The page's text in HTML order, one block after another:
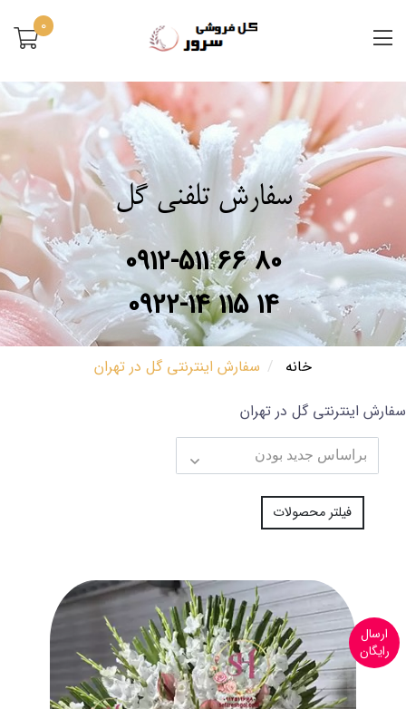
0
سفارش تلفنی گل
0912-511 66 80
0922-14 115 14
خانه
سفارش اینترنتی گل در تهران
سفارش اینترنتی گل در تهران
فیلتر محصولات
ارسال
رایگان